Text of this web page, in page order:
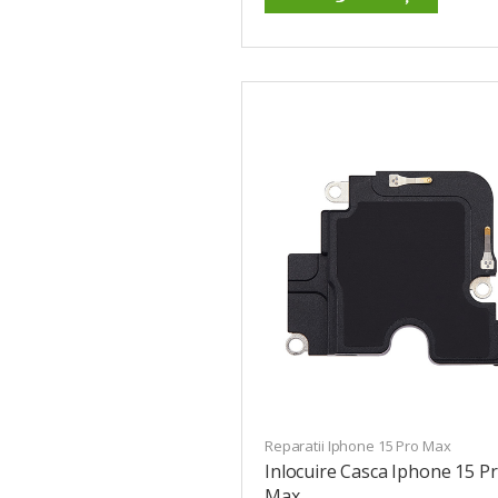
Reparatii Iphone 15 Pro Max
Inlocuire Casca Iphone 15